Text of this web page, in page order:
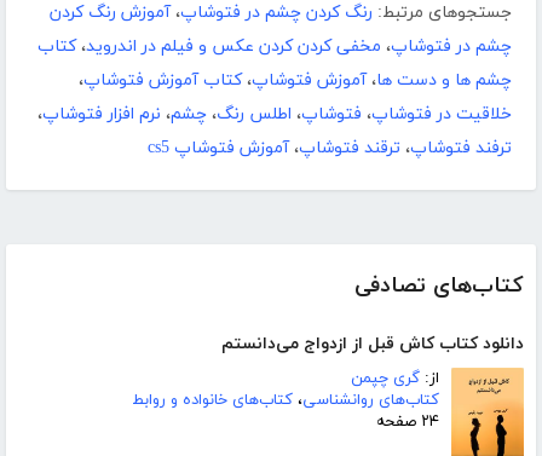
کتاب‌های تصادفی
دانلود کتاب کاش قبل از ازدواج می‌‌‌‌دانستم
از: گری چپمن
کتاب‌های روانشناسی، کتاب‌های خانواده و روابط
۲۴ صفحه
جستجوهای مرتبط: رنگ کردن چشم در فتوشاپ،آموزش رنگ کردن
چشم در فتوشاپ، مخفی کردن کردن عکس و فیلم در اندروید،کتاب
چشم ها و دست ها،آموزش فتوشاپ،کتاب آموزش فتوشاپ،
خلاقیت در فتوشاپ، فتوشاپ، اطلس رنگ، چشم، نرم افزار فتوشاپ،
ترفند فتوشاپ، ترقند فتوشاپ،آموزش فتوشاپ cs5